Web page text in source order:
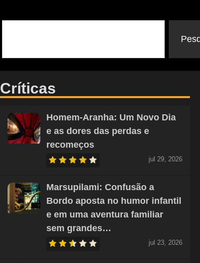
Críticas
Homem-Aranha: Um Novo Dia
e as dores das perdas e
recomeços
jul 29, 2026
Marsupilami: Confusão a
Bordo aposta no humor infantil
e em uma aventura familiar
sem grandes…
jul 23, 2026